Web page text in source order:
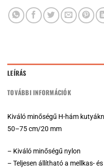
LEÍRÁS
TOVÁBBI INFORMÁCIÓK
Kiváló minőségű H-hám
50–75 cm/20 mm
– Kiváló minőségű nylon
– Teljesen állítható a mellkas-